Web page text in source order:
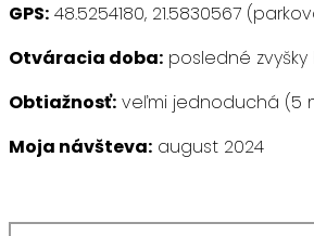
GPS: 48.5254180, 21.5830567
Otváracia doba: posledné
Obtiažnosť: veľmi jednoduchá (5
Moja návšteva: august 2024